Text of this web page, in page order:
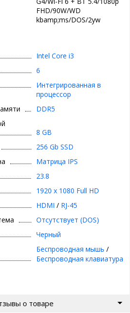
FHD/90W/WD
kbamp;ms/DOS/2yw
Intel Core i3
6
Интегрированная в
процессор
DDR5
8 GB
256 Gb SSD
Матрица IPS
23.8
1920 x 1080 Full HD
HDMI / RJ-45
Отсутствует (DOS)
Черный
Беспроводная мышь /
Беспроводная клавиатура
о товаре